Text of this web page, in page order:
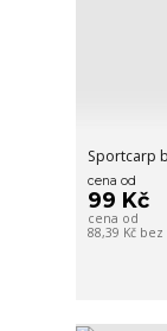
Sportcarp
cena od
99 Kč
cena od
88,39 Kč bez